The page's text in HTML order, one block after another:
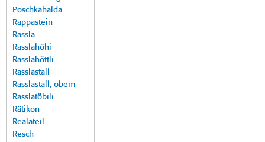
Poschkahalda
Rappastein
Rassla
Rasslahöhi
Rasslahöttli
Rasslastall
Rasslastall, obem -
Rasslatöbili
Rätikon
Realateil
Resch